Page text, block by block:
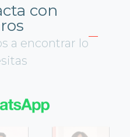
con
a encontrar lo